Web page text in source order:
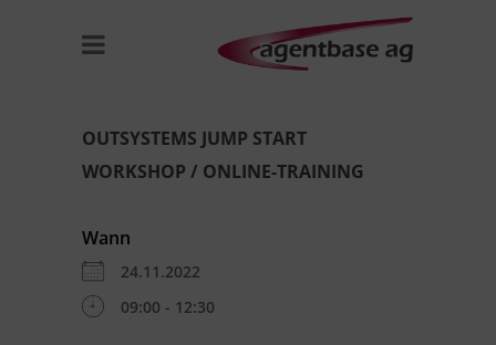
OUTSYSTEMS JUMP START
WORKSHOP / ONLINE-TRAINING
Wann
24.11.2022
09:00 - 12:30